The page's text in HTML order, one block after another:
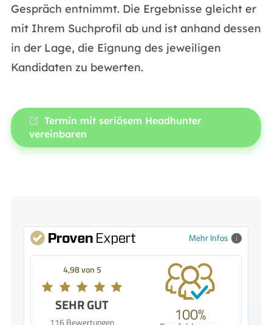
Gespräch entnimmt. Die Ergebnisse gleicht er
mit Ihrem Suchprofil ab und ist anhand dessen
in der Lage, die Eignung des jeweiligen
Kandidaten zu bewerten.
Termin mit seriösem Headhunter
vereinbaren
Mehr Infos
4,98 von 5
SEHR GUT
116 Bewertungen 100%